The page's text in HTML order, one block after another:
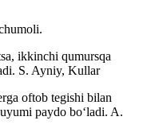
ikkinchi qumursqa
S. Ayniy, Kullar
oftob tegishi bilan
paydo boʻladi. A.